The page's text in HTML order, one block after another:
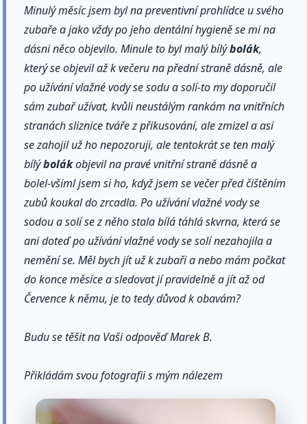
Minulý měsíc jsem byl na preventivní prohlídce u svého
zubaře a jako vždy po jeho dentální hygieně se mi na
dásni něco objevilo. Minule to byl malý bílýbolák,
který se objevil až k večeru na přední straně dásně, ale
po užívání vlažné vody se sodu a solí-to my doporučil
sám zubař užívat, kvůli neustálým rankám na vnitřních
stranách sliznice tváře z přikusování, ale zmizel a asi
se zahojil už ho nepozoruji, ale tentokrát se ten malý
bílýbolákobjevil na pravé vnitřní straně dásně a
bolel-všiml jsem si ho, když jsem se večer před čištěním
zubů koukal do zrcadla. Po užívání vlažné vody se
sodou a solí se z něho stala bílá táhlá skvrna, která se
ani doteď po užívání vlažné vody se solí nezahojila a
nemění se. Měl bych jít už k zubaři a nebo mám počkat
do konce měsíce a sledovat jí pravidelně a jít až od
Července k němu, je to tedy důvod k obavám?
Budu se těšit na Vaši odpověď Marek B.
Přikládám svou fotografii s mým nálezem